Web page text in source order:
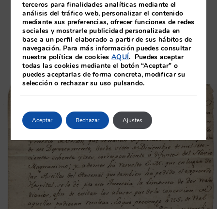
investigación en el archivo pueden solicitarlo al
Hermano Mayor por medio de correo
electrónico
hermanomayor@fundacionsantohospital.es
terceros para finalidades analíticas mediante el
análisis del tráfico web, personalizar el contenido
mediante sus preferencias, ofrecer funciones de redes
sociales y mostrarle publicidad personalizada en
base a un perfil elaborado a partir de sus hábitos de
navegación. Para más información puedes consultar
nuestra política de cookies AQUÍ. Puedes aceptar
todas las cookies mediante el botón “Aceptar” o
puedes aceptarlas de forma concreta, modificar su
selección o rechazar su uso pulsando.
Aceptar Rechazar Ajustes